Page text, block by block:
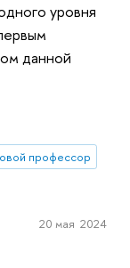
уровня
данной
профессор
20 мая 2024